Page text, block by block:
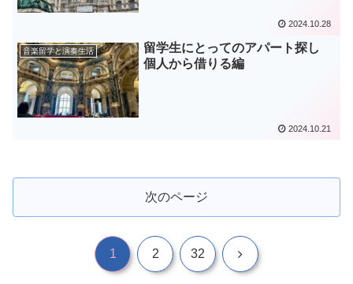
2024.10.28
音楽留学と演奏生活
留学生にとってのアパート探し
個人から借りる編
2024.10.21
次のページ
1 2 32 次